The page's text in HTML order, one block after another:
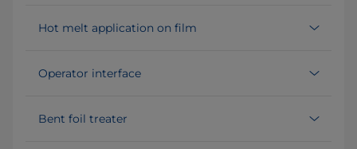
Hot melt application on film
Operator interface
Bent foil treater